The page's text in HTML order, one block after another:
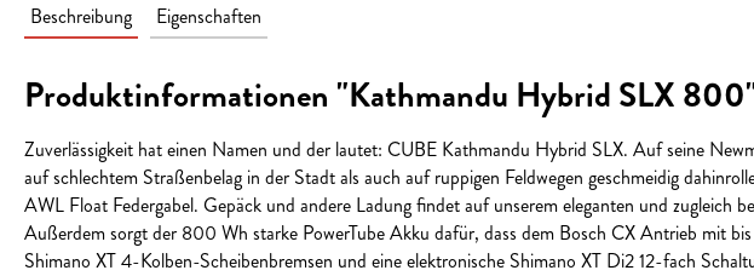
Beschreibung Eigenschaften
Produktinformationen "Kathmandu Hybrid SLX
Zuverlässigkeit hat einen Namen und der lautet: CUBE Kathmandu Hybrid SLX. Auf seine
auf schlechtem Straßenbelag in der Stadt als auch auf ruppigen Feldwegen geschmeidig
AWL Float Federgabel. Gepäck und andere Ladung findet auf unserem eleganten und
Außerdem sorgt der 800 Wh starke PowerTube Akku dafür, dass dem Bosch CX Antrieb mit
Shimano XT 4-Kolben-Scheibenbremsen und eine elektronische Shimano XT Di2 12-fach